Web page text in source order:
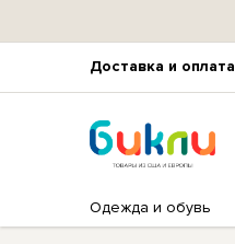
Доставка и оплата
Одежда и обувь